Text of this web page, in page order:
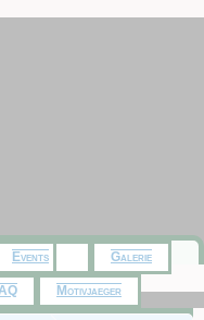
Events Galerie
Motivjaeger